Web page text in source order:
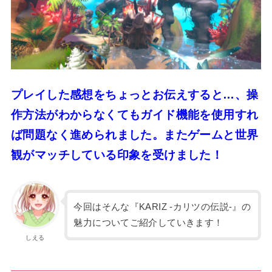
プレイした感想をちょっとお伝えすると…、操
作方法がわからなくてもガイド機能を使用すれ
ば問題なく進められました。またゲームと世界
観がマッチしている印象を受けました！
しえる
今回はそんな『KARIZ -カリツの伝説-』の
魅力についてご紹介していきます！